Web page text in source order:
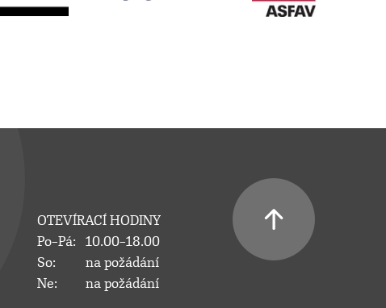
OTEVÍRACÍ HODINY
Po–Pá:
10.00–18.00
So:
na požádání
Ne:
na požádání